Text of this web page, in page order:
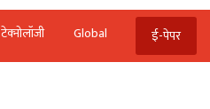
टेक्‍नोलॉजी Global ई-पेपर